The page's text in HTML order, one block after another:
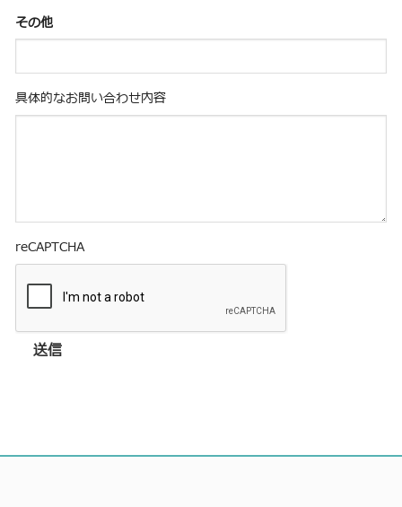
その他
具体的なお問い合わせ内容
reCAPTCHA
送信